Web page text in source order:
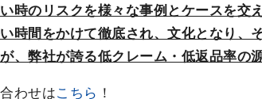
時のリスクを様々な事例とケースを交
時間をかけて徹底され、文化となり、
、弊社が誇る低クレーム・低返品率の
わせはこちら ！